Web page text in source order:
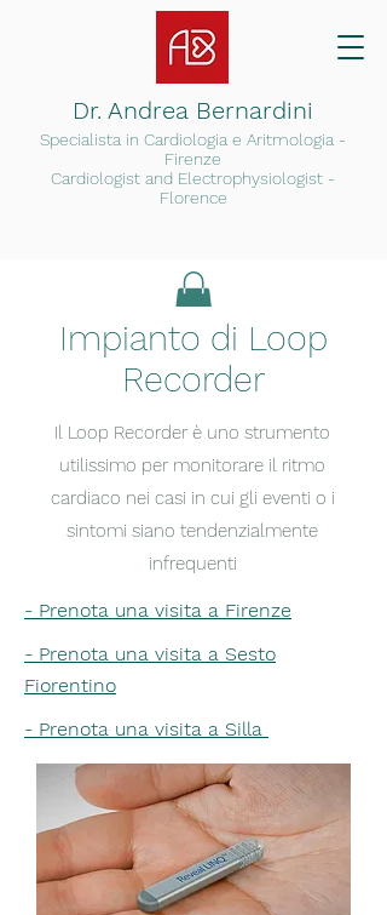
Dr. Andrea Bernardini
Specialista in Cardiologia e Aritmologia -
Firenze
Cardiologist and Electrophysiologist -
Florence
Impianto di Loop
Recorder
Il Loop Recorder è uno strumento
utilissimo per monitorare il ritmo
cardiaco nei casi in cui gli eventi o i
sintomi siano tendenzialmente
infrequenti
- Prenota una visita a Firenze
- Prenota una visita a Sesto
Fiorentino
- Prenota una visita a Silla